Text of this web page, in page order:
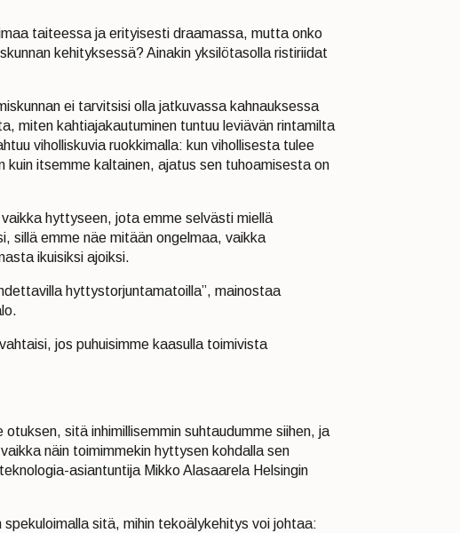
taiteessa ja erityisesti draamassa, mutta onko
kehityksessä? Ainakin yksilötasolla ristiriidat
ei tarvitsisi olla jatkuvassa kahnauksessa
miten kahtiajakautuminen tuntuu leviävän rintamilta
viholliskuvia ruokkimalla: kun vihollisesta tulee
kuin itsemme kaltainen, ajatus sen tuhoamisesta on
hyttyseen, jota emme selvästi miellä
sillä emme näe mitään ongelmaa, vaikka
ikuisiksi ajoiksi.
hyttystorjuntamatoilla”, mainostaa
jos puhuisimme kaasulla toimivista
otuksen, sitä inhimillisemmin suhtaudumme siihen, ja
näin toimimmekin hyttysen kohdalla sen
asiantuntija Mikko Alasaarela Helsingin
spekuloimalla sitä, mihin tekoälykehitys voi johtaa: